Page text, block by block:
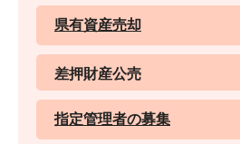
県有資産売却
差押財産公売
指定管理者の募集